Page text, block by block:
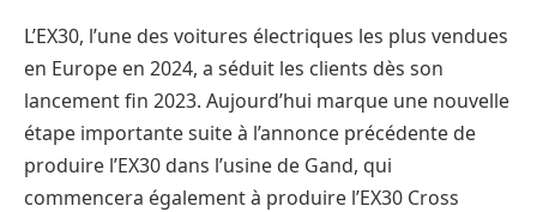
L’EX30, l’une des voitures électriques les plus vendues
en Europe en 2024, a séduit les clients dès son
lancement fin 2023. Aujourd’hui marque une nouvelle
étape importante suite à l’annonce précédente de
produire l’EX30 dans l’usine de Gand, qui
commencera également à produire l’EX30 Cross